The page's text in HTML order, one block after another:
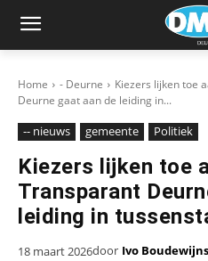
Home - Deurne
Kiezers lijken toe
Deurne gaat aan de leiding in...
-- nieuws gemeente Politiek
Kiezers lijken toe
Transparant
leiding in
18 maart 2026door Ivo Boudewijns